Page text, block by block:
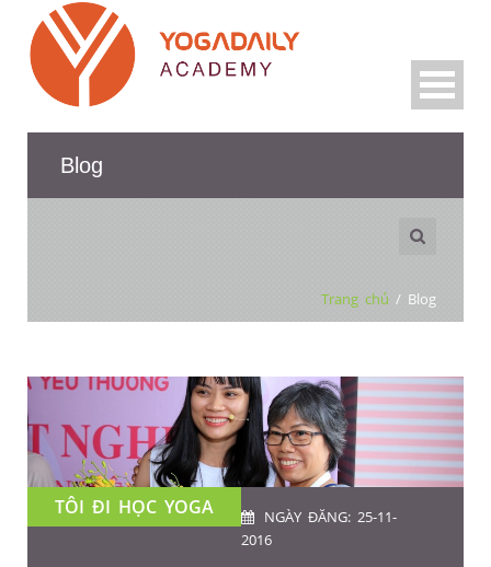
Blog
Trang chủ / Blog
TÔI ĐI HỌC YOGA
NGÀY ĐĂNG: 25-11-
2016